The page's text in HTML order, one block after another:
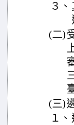
３、
(二)
(三)
１、